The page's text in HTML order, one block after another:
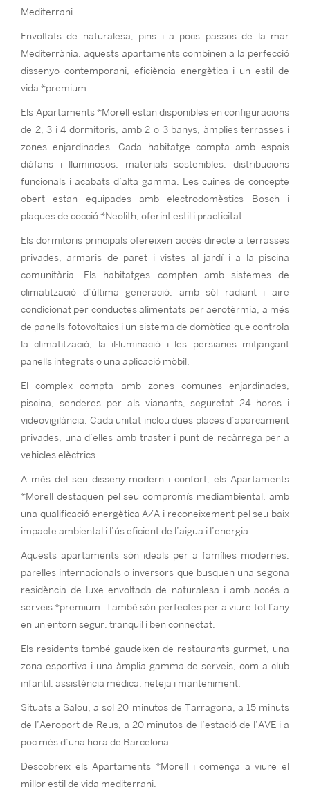
Mediterrani.
Envoltats de naturalesa, pins i a pocs passos de la mar
Mediterrània, aquests apartaments combinen a la perfecció
dissenyo contemporani, eficiència energètica i un estil de
vida *premium.
Els Apartaments *Morell estan disponibles en configuracions
de 2, 3 i 4 dormitoris, amb 2 o 3 banys, àmplies terrasses i
zones enjardinades. Cada habitatge compta amb espais
diàfans i lluminosos, materials sostenibles, distribucions
funcionals i acabats d’alta gamma. Les cuines de concepte
obert estan equipades amb electrodomèstics Bosch i
plaques de cocció *Neolith, oferint estil i practicitat.
Els dormitoris principals ofereixen accés directe a terrasses
privades, armaris de paret i vistes al jardí i a la piscina
comunitària. Els habitatges compten amb sistemes de
climatització d’última generació, amb sòl radiant i aire
condicionat per conductes alimentats per aerotèrmia, a més
de panells fotovoltaics i un sistema de domòtica que controla
la climatització, la il·luminació i les persianes mitjançant
panells integrats o una aplicació mòbil.
El complex compta amb zones comunes enjardinades,
piscina, senderes per als vianants, seguretat 24 hores i
videovigilància. Cada unitat inclou dues places d’aparcament
privades, una d’elles amb traster i punt de recàrrega per a
vehicles elèctrics.
A més del seu disseny modern i confort, els Apartaments
*Morell destaquen pel seu compromís mediambiental, amb
una qualificació energètica A/A i reconeixement pel seu baix
impacte ambiental i l’ús eficient de l’aigua i l’energia.
Aquests apartaments són ideals per a famílies modernes,
parelles internacionals o inversors que busquen una segona
residència de luxe envoltada de naturalesa i amb accés a
serveis *premium. També són perfectes per a viure tot l’any
en un entorn segur, tranquil i ben connectat.
Els residents també gaudeixen de restaurants gurmet, una
zona esportiva i una àmplia gamma de serveis, com a club
infantil, assistència mèdica, neteja i manteniment.
Situats a Salou, a sol 20 minutos de Tarragona, a 15 minuts
de l’Aeroport de Reus, a 20 minutos de l’estació de l’AVE i a
poc més d’una hora de Barcelona.
Descobreix els Apartaments *Morell i comença a viure el
millor estil de vida mediterrani.